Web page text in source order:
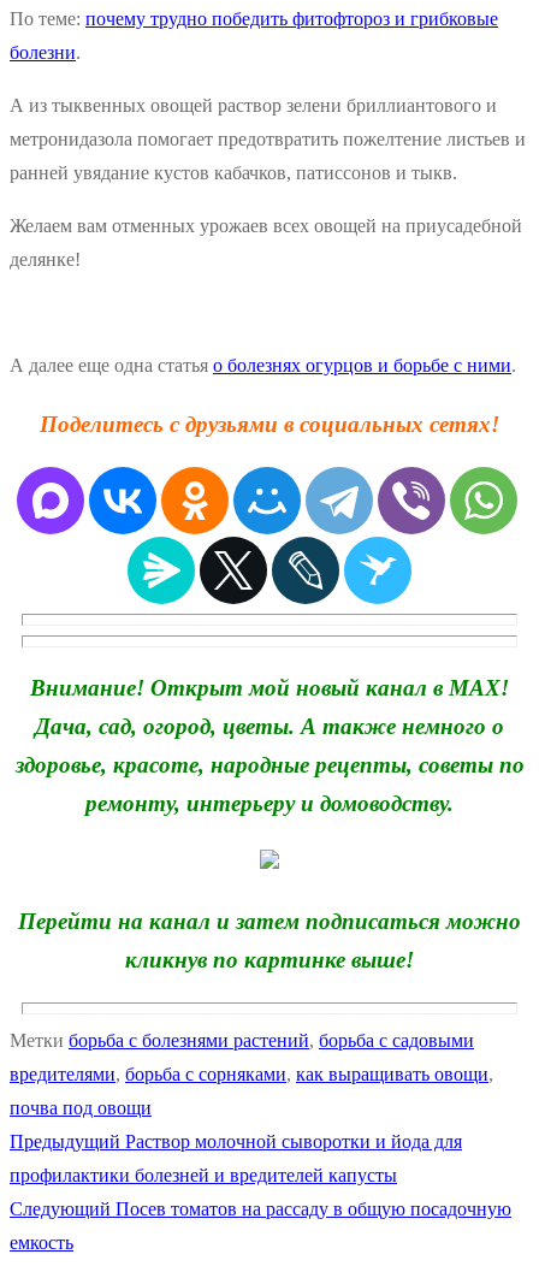
По теме: почему трудно победить фитофтороз и грибковые
болезни.
А из тыквенных овощей раствор зелени бриллиантового и
метронидазола помогает предотвратить пожелтение листьев и
ранней увядание кустов кабачков, патиссонов и тыкв.
Желаем вам отменных урожаев всех овощей на приусадебной
делянке!
А далее еще одна статья о болезнях огурцов и борьбе с ними.
Поделитесь с друзьями в социальных сетях!
Внимание! Открыт мой новый канал в MAX!
Дача, сад, огород, цветы. А также немного о
здоровье, красоте, народные рецепты, советы по
ремонту, интерьеру и домоводству.
Перейти на канал и затем подписаться можно
кликнув по картинке выше!
Метки борьба с болезнями растений, борьба с садовыми
вредителями, борьба с сорняками, как выращивать овощи,
почва под овощи
Навигация
по
записям
Предыдущий Предыдущая
запись:
Раствор молочной сыворотки и йода для
профилактики болезней и вредителей капусты
Следующий Следующая
Посев томатов на рассаду в общую посадочную
емкость